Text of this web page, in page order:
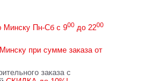
Минску Пн-Сб с 900 до 2200
при сумме заказа от
заказа с